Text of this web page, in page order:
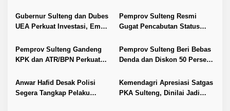
p
s
Gubernur Sulteng dan Dubes
UEA Perkuat Investasi, Empat
Pemprov Sulteng Resmi
Gugat Pencabutan Status
Pemprov Sulteng Gandeng
KPK dan ATR/BPN Perkuat
Pemprov Sulteng Beri Bebas
Denda dan Diskon 50 Persen
Anwar Hafid Desak Polisi
Segera Tangkap Pelaku
Kemendagri Apresiasi Satgas
PKA Sulteng, Dinilai Jadi